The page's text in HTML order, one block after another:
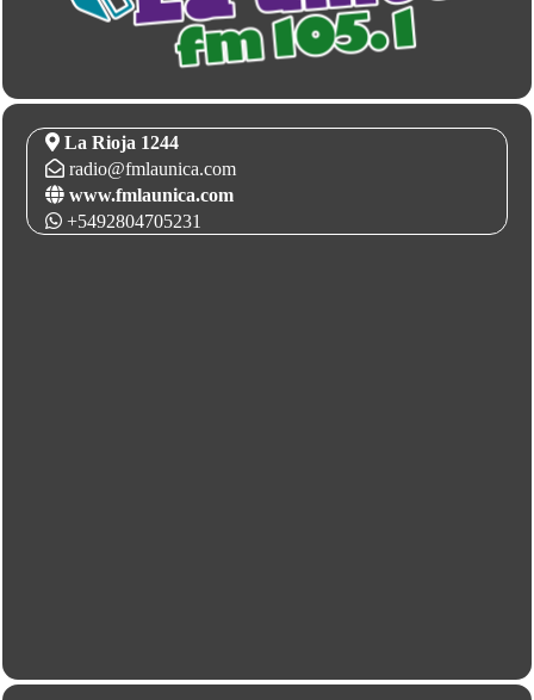
La Rioja 1244
radio@fmlaunica.com
www.fmlaunica.com
+5492804705231